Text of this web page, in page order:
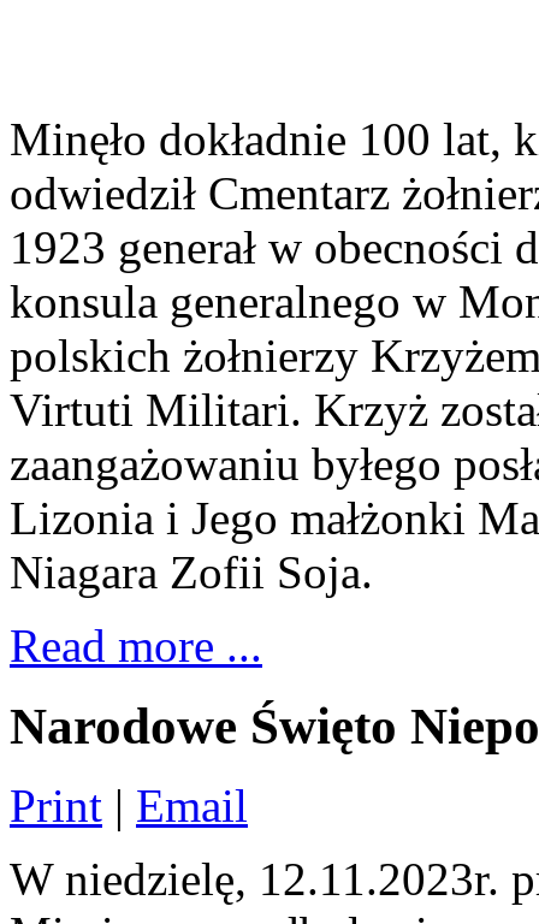
Minęło dokładnie 100 lat,
odwiedził Cmentarz
1923 generał w obecności
konsula generalnego w
polskich żołnierzy
Virtuti Militari. Krzyż
zaangażowaniu byłego
Lizonia i Jego małżonki
Niagara Zofii Soja.
Read more ...
Narodowe Święto
Print | Email
W niedzielę, 12.11.2023r.